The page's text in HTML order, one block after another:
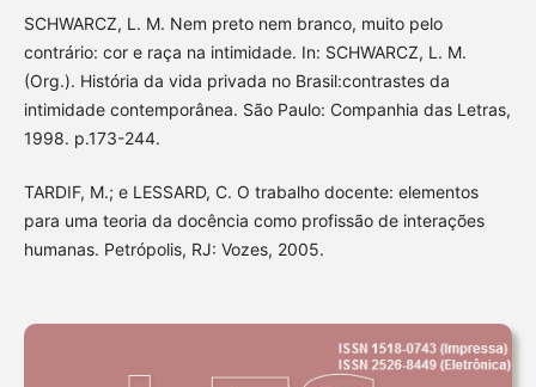
SCHWARCZ, L. M. Nem preto nem branco, muito pelo
contrário: cor e raça na intimidade. In: SCHWARCZ, L. M.
(Org.). História da vida privada no Brasil:contrastes da
intimidade contemporânea. São Paulo: Companhia das Letras,
1998. p.173-244.
TARDIF, M.; e LESSARD, C. O trabalho docente: elementos
para uma teoria da docência como profissão de interações
humanas. Petrópolis, RJ: Vozes, 2005.